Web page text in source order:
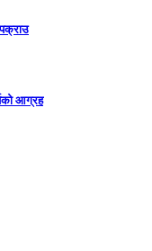
पक्राउ
आग्रह